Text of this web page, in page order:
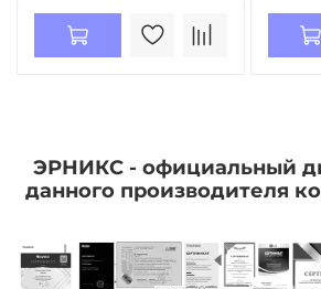
ЭРНИКС - официальный
данного производителя